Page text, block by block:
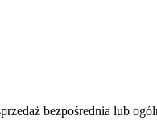
bezpośrednia lub